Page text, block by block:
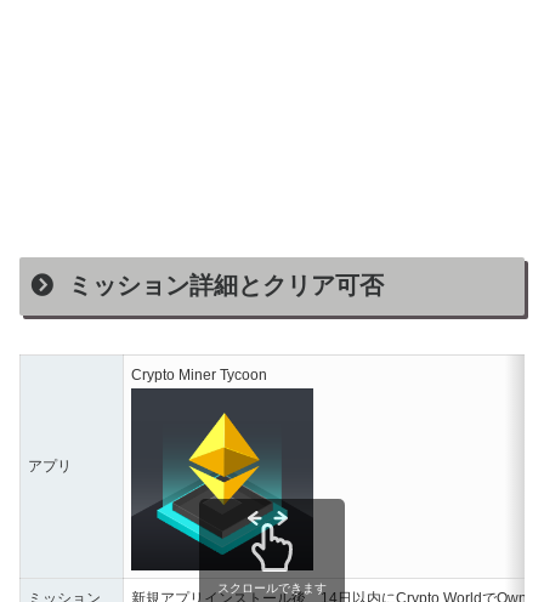
ミッション詳細とクリア可否
アプリ
Crypto Miner Tycoon
ミッション 新規アプリインストール後、14日以内にCrypto WorldでOwn
スクロールできます